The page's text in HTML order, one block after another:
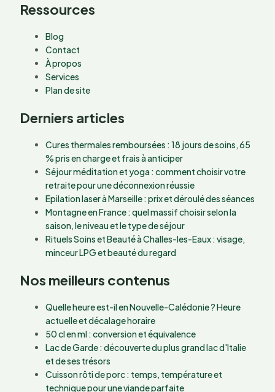
Ressources
Blog
Contact
À propos
Services
Plan de site
Derniers articles
Cures thermales remboursées : 18 jours de soins, 65
% pris en charge et frais à anticiper
Séjour méditation et yoga : comment choisir votre
retraite pour une déconnexion réussie
Epilation laser à Marseille : prix et déroulé des séances
Montagne en France : quel massif choisir selon la
saison, le niveau et le type de séjour
Rituels Soins et Beauté à Challes-les-Eaux : visage,
minceur LPG et beauté du regard
Nos meilleurs contenus
Quelle heure est-il en Nouvelle-Calédonie ? Heure
actuelle et décalage horaire
50 cl en ml : conversion et équivalence
Lac de Garde : découverte du plus grand lac d'Italie
et de ses trésors
Cuisson rôti de porc : temps, température et
technique pour une viande parfaite